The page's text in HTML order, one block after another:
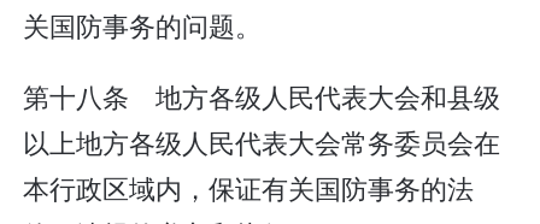
关国防事务的问题。
第十八条 地方各级人民代表大会和县级
以上地方各级人民代表大会常务委员会在
本行政区域内，保证有关国防事务的法